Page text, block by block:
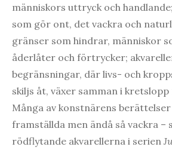
människors uttryck och
som gör ont, det vackra och
gränser som hindrar, människor
åderlåter och förtrycker;
begränsningar, där livs- och
skiljs åt, växer samman i
Många av konstnärens
framställda men ändå så vackra –
rödflytande akvarellerna i serien